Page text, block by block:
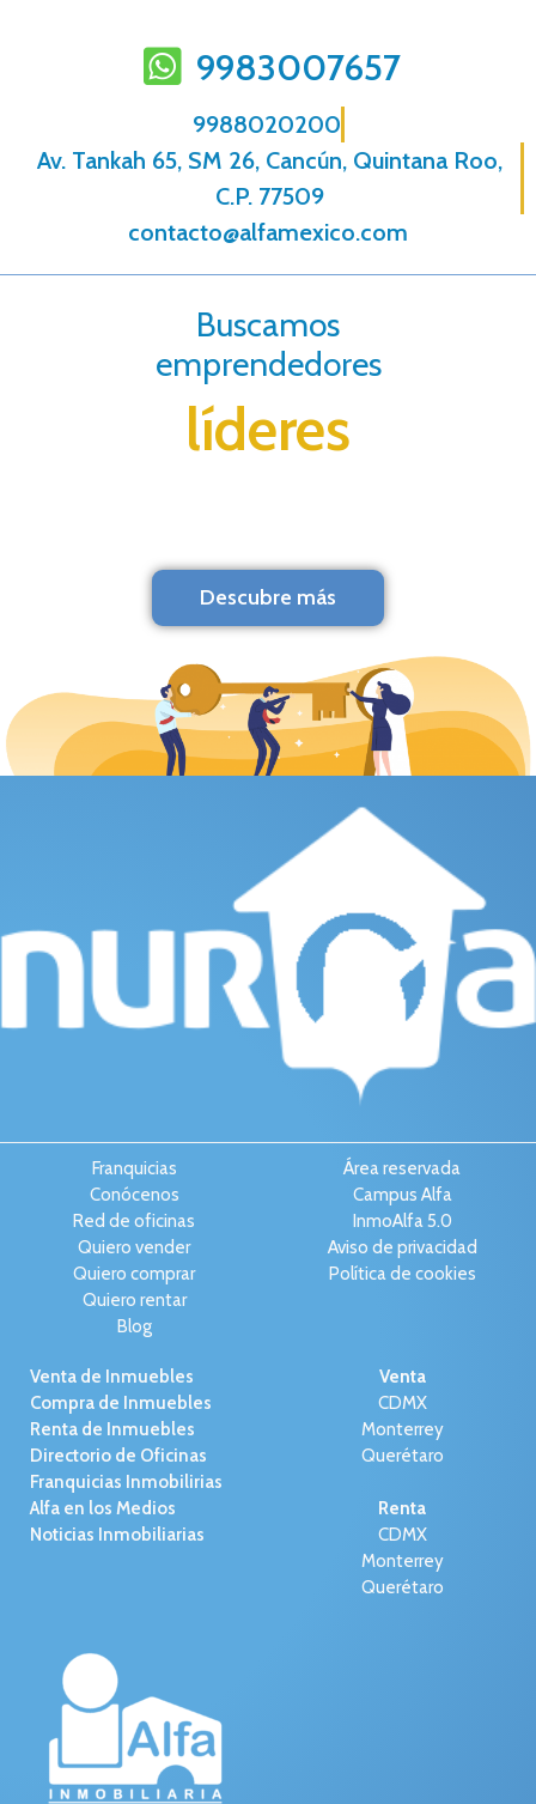
9983007657
9988020200
Av. Tankah 65, SM 26, Cancún, Quintana Roo,
C.P. 77509
contacto@alfamexico.com
Buscamos
emprendedores
líderes
Descubre más
Franquicias
Conócenos
Red de oficinas
Quiero vender
Quiero comprar
Quiero rentar
Blog
Área reservada
Campus Alfa
InmoAlfa 5.0
Aviso de privacidad
Política de cookies
Venta de Inmuebles
Compra de Inmuebles
Renta de Inmuebles
Directorio de Oficinas
Franquicias Inmobilirias
Alfa en los Medios
Noticias Inmobiliarias
Venta
CDMX
Monterrey
Querétaro
Renta
CDMX
Monterrey
Querétaro